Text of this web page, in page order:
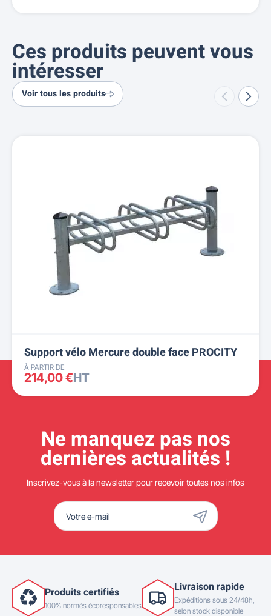
Ces produits peuvent vous
intéresser
Voir tous les produits
Support vélo Mercure double face PROCITY
À PARTIR DE
214,00 €HT
Ne manquez pas nos
dernières actualités !
Inscrivez-vous à la newsletter pour recevoir toutes nos infos
Produits certifiés
100% normés écoresponsables
Livraison rapide
Expéditions sous 24/48h,
selon stock disponible